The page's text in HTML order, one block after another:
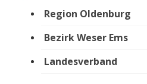
Region Oldenburg
Bezirk Weser Ems
Landesverband